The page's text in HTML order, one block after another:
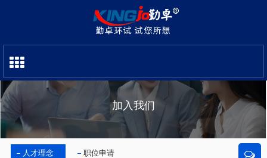
加入我们
人才理念 职位申请